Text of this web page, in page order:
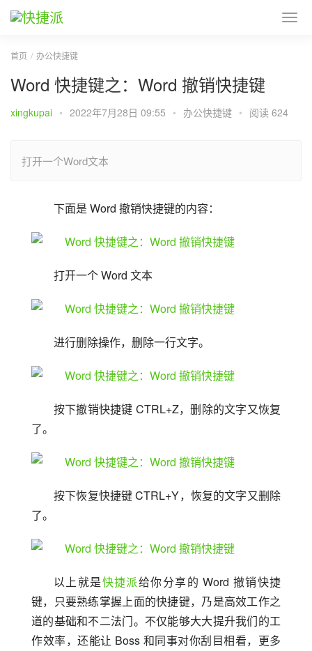
首页 办公快捷键
Word 快捷键之：Word 撤销快捷键
xingkupai • 2022年7月28日 09:55 • 办公快捷键 • 阅读 624
打开一个Word文本
下面是 Word 撤销快捷键的内容：
打开一个 Word 文本
进行删除操作，删除一行文字。
按下撤销快捷键 CTRL+Z，删除的文字又恢复
了。
按下恢复快捷键 CTRL+Y，恢复的文字又删除
了。
以上就是快捷派给你分享的 Word 撤销快捷
键，只要熟练掌握上面的快捷键，乃是高效工作之
道的基础和不二法门。不仅能够大大提升我们的工
作效率，还能让 Boss 和同事对你刮目相看，更多